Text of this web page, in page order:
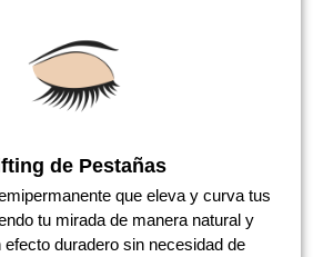
de Pestañas
que eleva y curva tus
tu mirada de manera natural y
efecto duradero sin necesidad de